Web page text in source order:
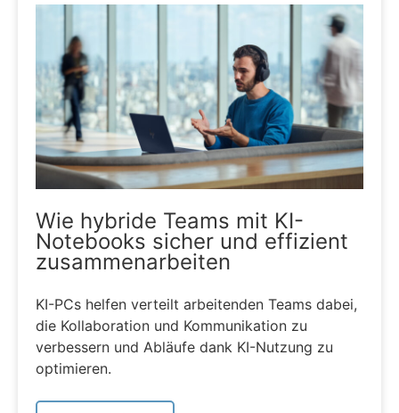
Wie hybride Teams mit KI-
Notebooks sicher und effizient
zusammenarbeiten
KI-PCs helfen verteilt arbeitenden Teams dabei,
die Kollaboration und Kommunikation zu
verbessern und Abläufe dank KI-Nutzung zu
optimieren.